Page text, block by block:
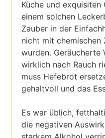
Küche und
einem solchen
Zauber in der
nicht mit chemischen
wurden. Geräucherte
wirklich nach Rauch
muss Hefebrot
gehaltvoll und das
Es war üblich,
die negativen